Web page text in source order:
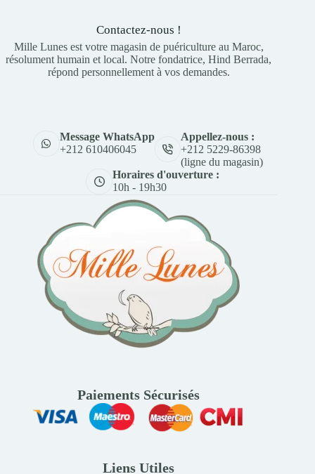
Contactez-nous !
Mille Lunes est votre magasin de puériculture au Maroc,
résolument humain et local. Notre fondatrice, Hind Berrada,
répond personnellement à vos demandes.
Message WhatsApp
+212 610406045
Appellez-nous :
+212 5229-86398
(ligne du magasin)
Horaires d'ouverture :
10h - 19h30
Paiements Sécurisés
Liens Utiles